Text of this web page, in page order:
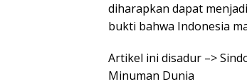
diharapkan dapat
bukti bahwa Indonesia
Artikel ini disadur –>
Minuman Dunia